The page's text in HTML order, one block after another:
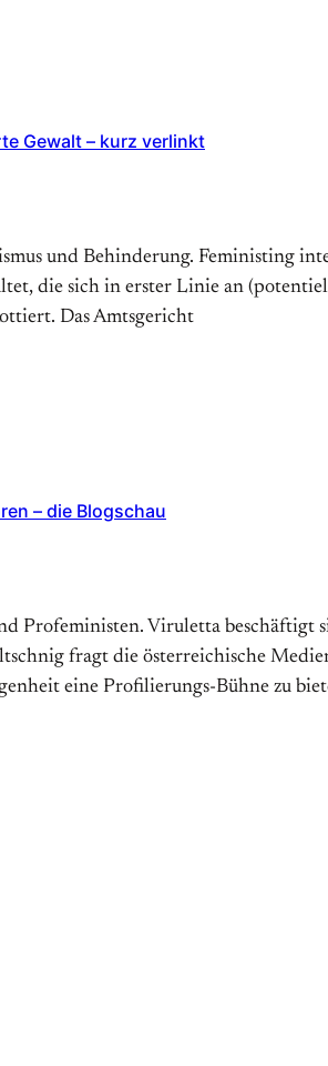
Gewalt – kurz verlinkt
und Behinderung. Feministing
die sich in erster Linie an
Das Amtsgericht
– die Blogschau
Profeministen. Viruletta
fragt die österreichische
eine Profilierungs-Bühne zu